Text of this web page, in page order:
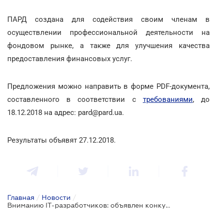
ПАРД создана для содействия своим членам в
осуществлении профессиональной деятельности на
фондовом рынке, а также для улучшения качества
предоставления финансовых услуг.
Предложения можно направить в форме PDF-документа,
составленного в соответствии с требованиями, до
18.12.2018 на адрес: pard@pard.ua.
Результаты объявят 27.12.2018.
Главная / Новости /
Вниманию IT-разработчиков: объявлен конкурс на создание программного обеспечения